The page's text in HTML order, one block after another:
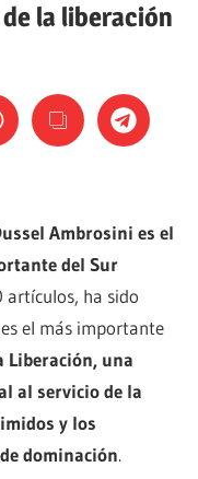
la liberación
Ambrosini es el
del Sur
artículos, ha sido
el más importante
Liberación, una
al servicio de la
y los
dominación.